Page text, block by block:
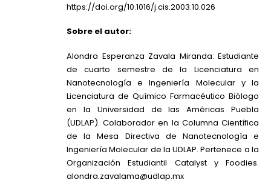
https://doi.org/10.1016/j.cis.2003.10.026
Sobre el autor:
Alondra Esperanza Zavala Miranda: Estudiante
de cuarto semestre de la Licenciatura en
Nanotecnología e Ingeniería Molecular y la
Licenciatura de Químico Farmacéutico Biólogo
en la Universidad de las Américas Puebla
(UDLAP). Colaborador en la Columna Científica
de la Mesa Directiva de Nanotecnología e
Ingeniería Molecular de la UDLAP. Pertenece a la
Organización Estudiantil Catalyst y Foodies.
alondra.zavalama@udlap.mx